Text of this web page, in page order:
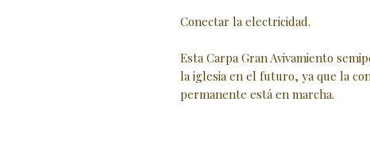
Conectar la electricidad.
Esta Carpa Gran Avivamiento
la iglesia en el futuro, ya que la
permanente está en marcha.